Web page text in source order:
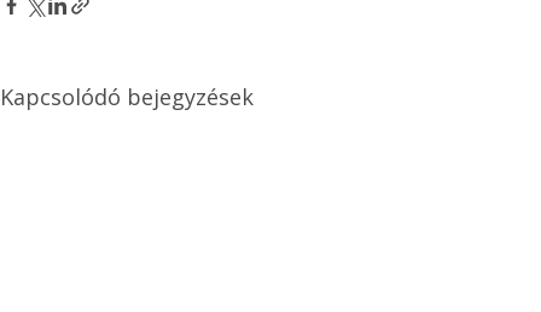
Kapcsolódó bejegyzések